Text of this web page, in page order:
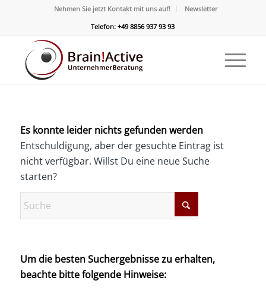
Nehmen Sie jetzt Kontakt mit uns auf!
Newsletter
Telefon: +49 8856 937 93 93
Es konnte leider nichts gefunden werden
Entschuldigung, aber der gesuchte Eintrag ist
nicht verfügbar. Willst Du eine neue Suche
starten?
Um die besten Suchergebnisse zu erhalten,
beachte bitte folgende Hinweise: